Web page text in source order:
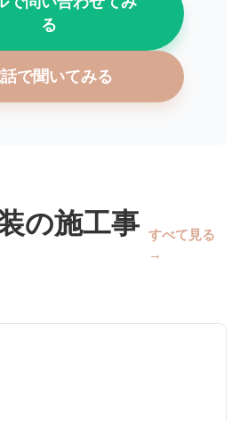
る
で聞いてみる
の施工事 すべて見る
→